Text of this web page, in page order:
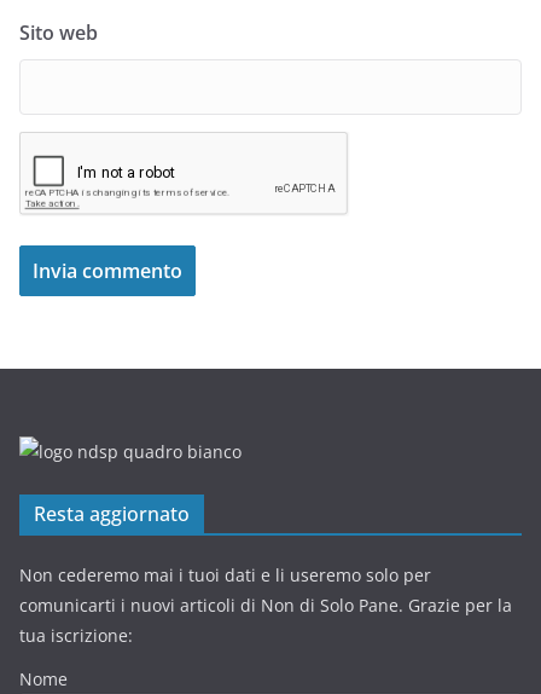
Sito web
Resta aggiornato
Non cederemo mai i tuoi dati e li useremo solo per
comunicarti i nuovi articoli di Non di Solo Pane. Grazie per la
tua iscrizione:
Nome